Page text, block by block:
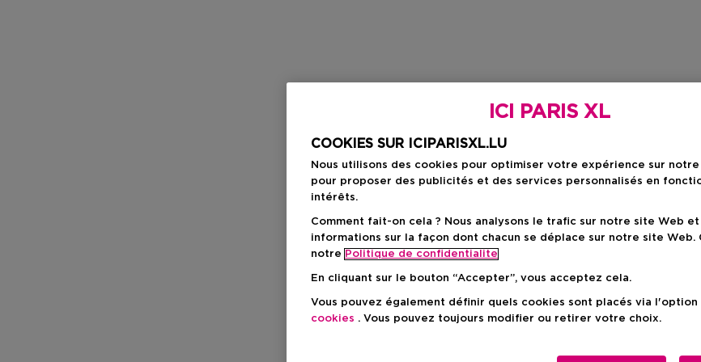
ICI PARIS XL
COOKIES SUR ICIPARISXL.LU
Nous utilisons des cookies pour optimiser votre expérience sur
pour proposer des publicités et des services personnalisés en
intérêts.
Comment fait-on cela ? Nous analysons le trafic sur notre site Web
informations sur la façon dont chacun se déplace sur notre site Web.
notre Politique de confidentialite
En cliquant sur le bouton “Accepter”, vous acceptez cela.
Vous pouvez également définir quels cookies sont placés via l'option
cookies . Vous pouvez toujours modifier ou retirer votre choix.